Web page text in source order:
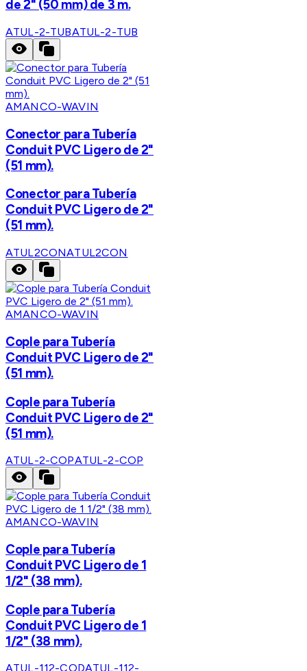
de 2" (50 mm) de 3 m.
ATUL-2-TUBATUL-2-TUB
AMANCO-WAVIN
Conector para Tubería
Conduit PVC Ligero de 2"
(51 mm).
Conector para Tubería
Conduit PVC Ligero de 2"
(51 mm).
ATUL2CONATUL2CON
AMANCO-WAVIN
Cople para Tubería
Conduit PVC Ligero de 2"
(51 mm).
Cople para Tubería
Conduit PVC Ligero de 2"
(51 mm).
ATUL-2-COPATUL-2-COP
AMANCO-WAVIN
Cople para Tubería
Conduit PVC Ligero de 1
1/2" (38 mm).
Cople para Tubería
Conduit PVC Ligero de 1
1/2" (38 mm).
ATUL-112-CODATUL-112-